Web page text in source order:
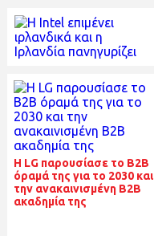
Η LG παρουσίασε το B2B
όραμά της για το 2030 και
την ανακαινισμένη Β2Β
ακαδημία της